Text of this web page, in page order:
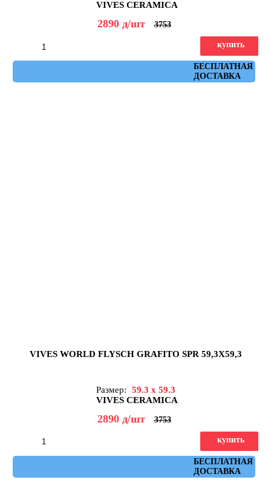
VIVES CERAMICA
2890 д/шт 3753
БЕСПЛАТНАЯ
ДОСТАВКА
купить
VIVES WORLD FLYSCH GRAFITO SPR 59,3X59,3
Размер:
59.3 x 59.3
VIVES CERAMICA
2890 д/шт 3753
БЕСПЛАТНАЯ
ДОСТАВКА
купить
Артикул: flysch_grafito_spr_59,3x59,3